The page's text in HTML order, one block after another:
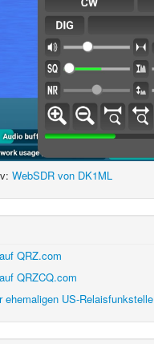
WebSDR von DK1ML
QRZ.com
QRZCQ.com
ehemaligen US-Relaisfunkstelle